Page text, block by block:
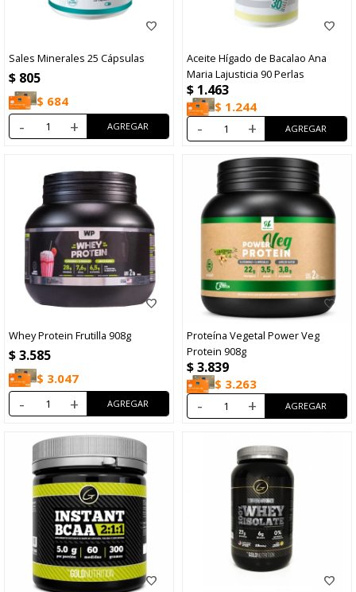
Sales Minerales 25 Cápsulas
$ 805
$ 684
- +
Aceite Hígado de Bacalao Ana
Maria Lajusticia 90 Perlas
$ 1.463
$ 1.244
- +
Whey Protein Frutilla 908g
$3.585
$ 3.047
- +
Proteína Vegetal Power Veg
Protein 908g
$3.839
$ 3.263
- +